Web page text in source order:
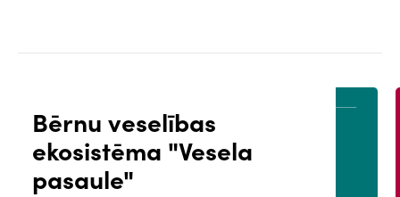
Bērnu veselības
ekosistēma "Vesela
pasaule"
PACIENTA PORTĀLS